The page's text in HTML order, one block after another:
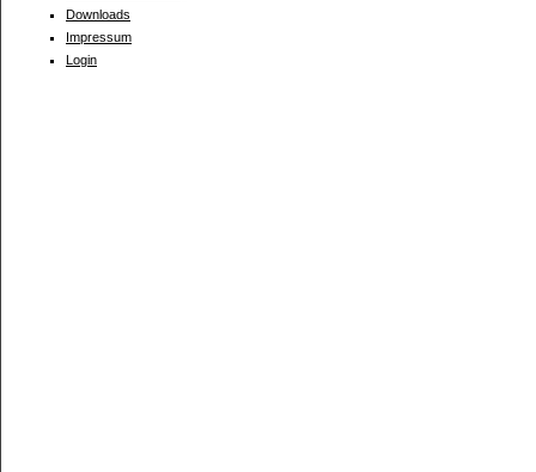
Downloads
Impressum
Login